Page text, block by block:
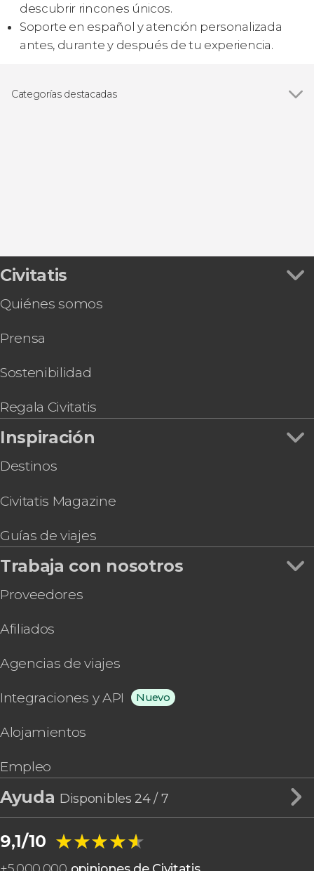
descubrir rincones únicos.
Soporte en español y atención personalizada
antes, durante y después de tu experiencia.
Categorías destacadas
Civitatis
Quiénes somos
Prensa
Sostenibilidad
Regala Civitatis
Inspiración
Destinos
Civitatis Magazine
Guías de viajes
Trabaja con nosotros
Proveedores
Afiliados
Agencias de viajes
Integraciones y API Nuevo
Alojamientos
Empleo
Ayuda Disponibles 24 / 7
9,1/10 ★★★★★
★★★★★